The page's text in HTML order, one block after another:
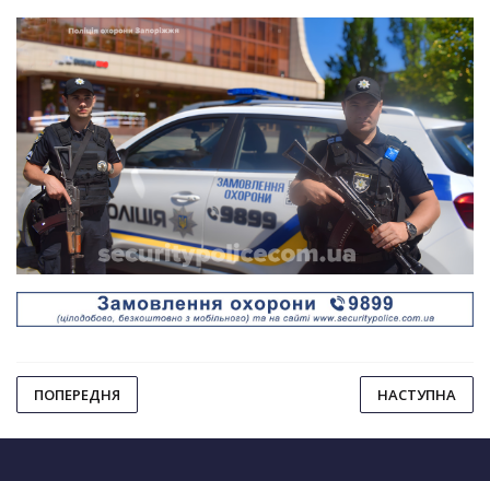
ПОПЕРЕДНЯ НАСТУПНА